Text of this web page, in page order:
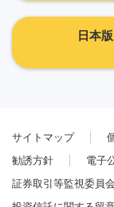
日本
サイトマップ
勧誘方針
電子
証券取引等監視委員